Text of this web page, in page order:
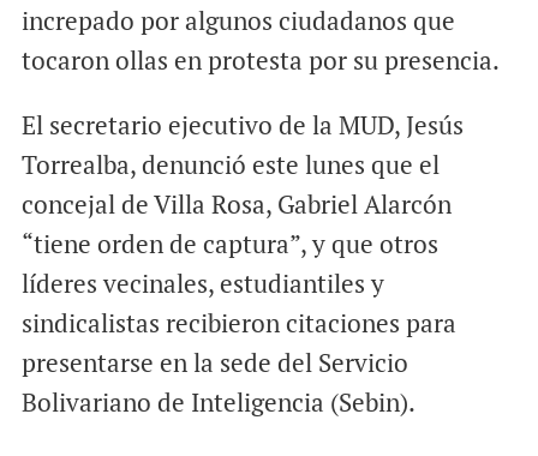
increpado por algunos ciudadanos que
tocaron ollas en protesta por su presencia.
El secretario ejecutivo de la MUD, Jesús
Torrealba, denunció este lunes que el
concejal de Villa Rosa, Gabriel Alarcón
“tiene orden de captura”, y que otros
líderes vecinales, estudiantiles y
sindicalistas recibieron citaciones para
presentarse en la sede del Servicio
Bolivariano de Inteligencia (Sebin).